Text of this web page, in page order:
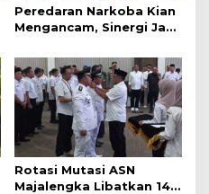
Peredaran Narkoba Kian
Mengancam, Sinergi Jadi
Rotasi Mutasi ASN
Majalengka Libatkan 145